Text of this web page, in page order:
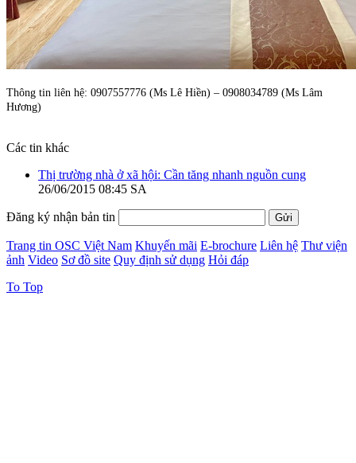
Thông tin liên hệ: 0907557776 (Ms Lê Hiền) – 0908034789 (Ms Lâm
Hương)
Các tin khác
Thị trường nhà ở xã hội: Cần tăng nhanh nguồn cung
26/06/2015 08:45 SA
Đăng ký nhận bản tin
Trang tin OSC Việt Nam Khuyến mãi E-brochure Liên hệ Thư viện
ảnh Video Sơ đồ site Quy định sử dụng Hỏi đáp
To Top